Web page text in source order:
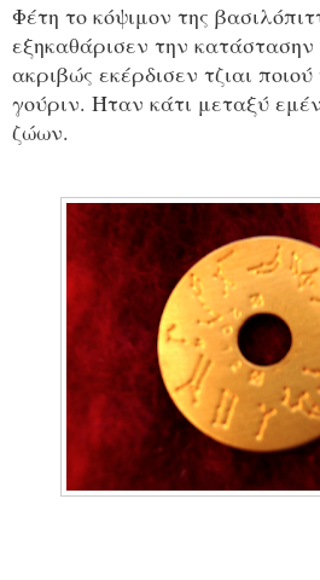
Φέτη το κόψιμον της
εξηκαθάρισεν την κατάστασην
ακριβώς εκέρδισεν τζιαι
γούριν. Ήταν κάτι μεταξύ
ζώων.